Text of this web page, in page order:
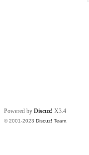
Powered by Discuz! X3.4
© 2001-2023 Discuz! Team